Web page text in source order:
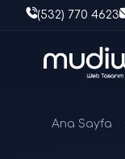
(532) 770 4623
Ana Sayfa